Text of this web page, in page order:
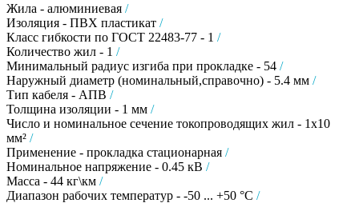
Жила - алюминиевая /
Изоляция - ПВХ пластикат /
Класс гибкости по ГОСТ 22483-77 - 1 /
Количество жил - 1 /
Минимальный радиус изгиба при прокладке - 54 /
Наружный диаметр (номинальный,справочно) - 5.4 мм /
Тип кабеля - АПВ /
Толщина изоляции - 1 мм /
Число и номинальное сечение токопроводящих жил - 1х10
мм² /
Применение - прокладка стационарная /
Номинальное напряжение - 0.45 кВ /
Масса - 44 кг\км /
Диапазон рабочих температур - -50 ... +50 °C /